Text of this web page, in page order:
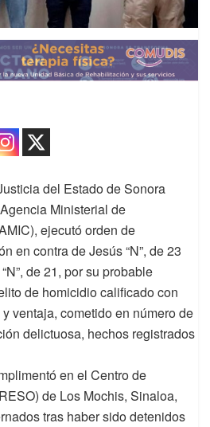
del Estado de Sonora
Ministerial de
ejecutó orden de
en contra de Jesús “N”, de 23
de 21, por su probable
de homicidio calificado con
ventaja, cometido en número de
delictuosa, hechos registrados
en el Centro de
de Los Mochis, Sinaloa,
tras haber sido detenidos